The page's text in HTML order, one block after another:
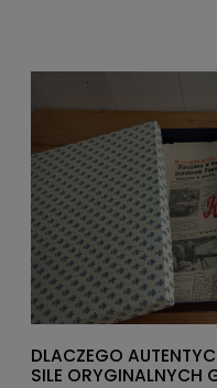
DLACZEGO
SILE ORYGINALNYCH